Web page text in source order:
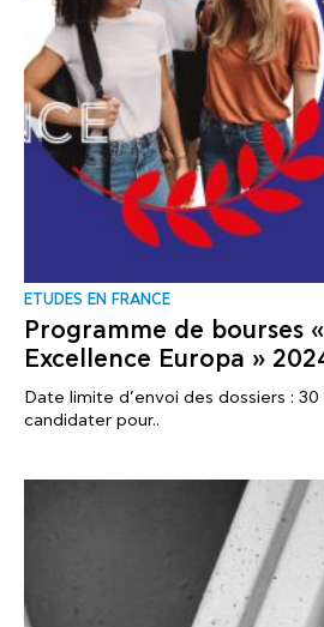
ΕTUDES EN FRANCE
Programme de bourses
Excellence Europa »
Date limite d’envoi des dossiers :
candidater pour..